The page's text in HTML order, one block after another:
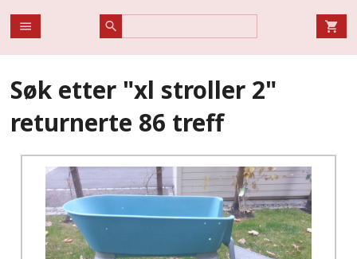
Søk etter "xl stroller 2"
returnerte 86 treff